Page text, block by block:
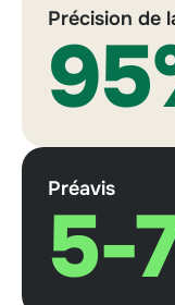
Précision de
Préavis
5-